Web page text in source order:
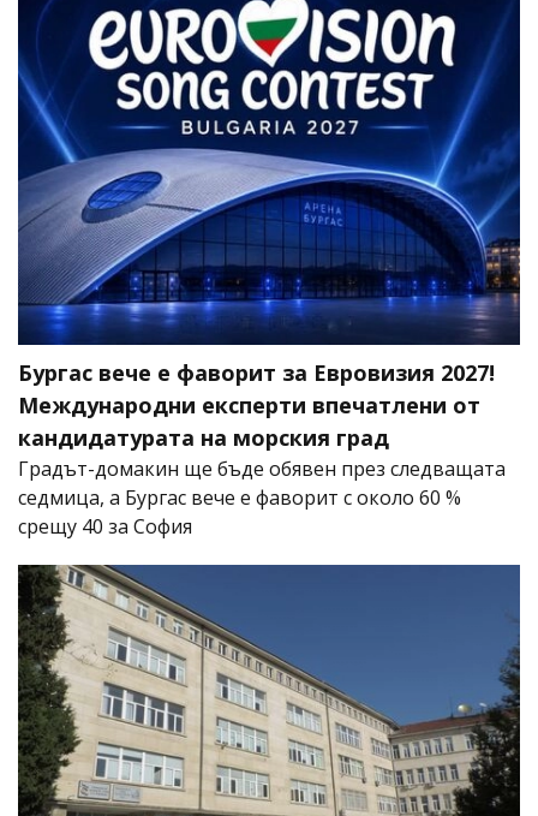
Бургас вече е фаворит за Евровизия 2027!
Международни експерти впечатлени от
кандидатурата на морския град
Градът-домакин ще бъде обявен през следващата
седмица, а Бургас вече е фаворит с около 60 %
срещу 40 за София